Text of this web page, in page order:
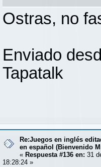
Ostras, no
Enviado
Tapatalk
Re:Juegos en inglés
en español (Bienvenido
« Respuesta #136 en: 31
18:28:24 »